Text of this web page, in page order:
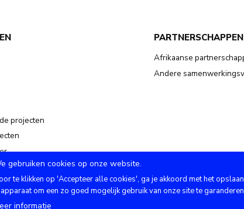
projecten
PARTNERSCHAPPEN
Afrikaanse
Andere
Copyright (c) - Royal
gebruiken cookies op onze website.
te klikken op 'Accepteer alle cookies', ga je akkoord met het
om een zo goed mogelijk gebruik van onze site te
informatie